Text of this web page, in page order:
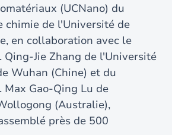
(UCNano) du
chimie de l'Université de
en collaboration avec le
Qing-Jie Zhang de l'Université
Wuhan (Chine) et du
Max Gao-Qing Lu de
(Australie),
près de 500